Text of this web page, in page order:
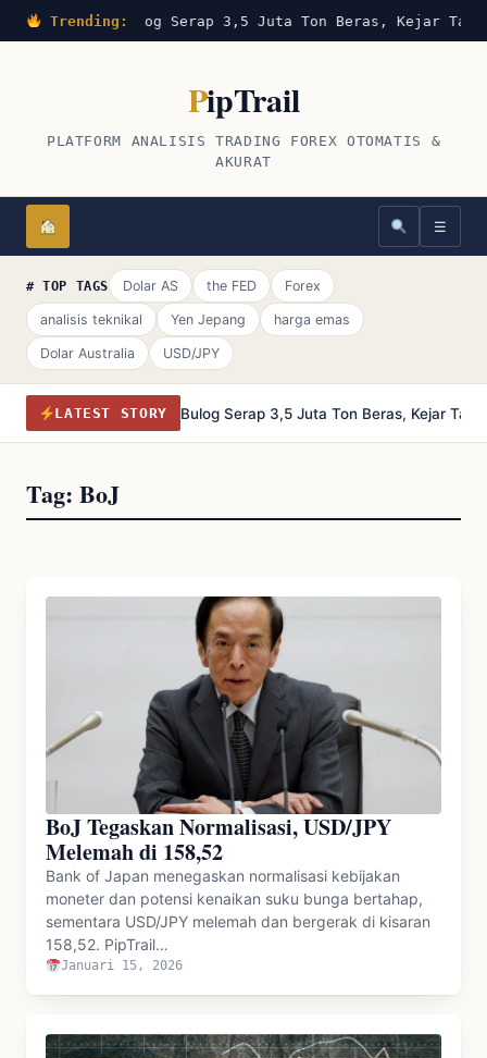
Trending:Bulog Serap 3,5 Juta Ton Beras, Kejar
PipTrail
PLATFORM ANALISIS TRADING FOREX OTOMATIS &
AKURAT
☰
# TOP TAGS Dolar AS the FED Forex
analisis teknikal Yen Jepang harga emas
Dolar Australia USD/JPY
LATEST STORY Bulog Serap 3,5 Juta Ton Beras, Kejar
Tag: BoJ
BoJ Tegaskan Normalisasi, USD/JPY
Melemah di 158,52
Bank of Japan menegaskan normalisasi kebijakan
moneter dan potensi kenaikan suku bunga bertahap,
sementara USD/JPY melemah dan bergerak di kisaran
158,52. PipTrail…
Januari 15, 2026